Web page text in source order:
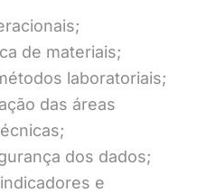
de materiais;
laboratoriais;
das áreas
dos dados;
e